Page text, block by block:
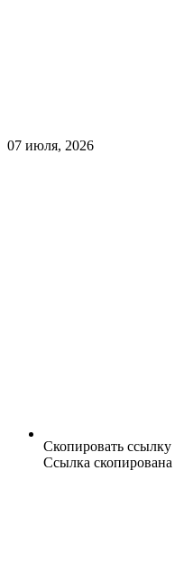
07 июля, 2026
Скопировать ссылку
Ссылка скопирована